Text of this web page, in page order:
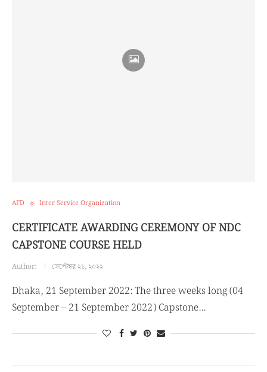
AFD Inter Service Organization
CERTIFICATE AWARDING CEREMONY OF NDC
CAPSTONE COURSE HELD
Author: সেপ্টেম্বর ২১, ২০২২
Dhaka, 21 September 2022: The three weeks long (04
September – 21 September 2022) Capstone…